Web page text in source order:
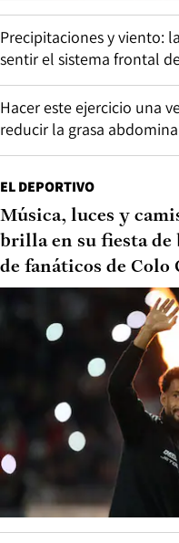
Precipitaciones y viento:
sentir el sistema frontal
Hacer este ejercicio una
reducir la grasa
EL DEPORTIVO
Música, luces y
brilla en su fiesta de
de fanáticos de Colo